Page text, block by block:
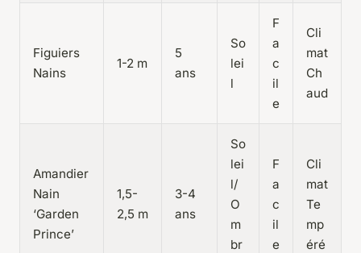
Figuiers
Nains
1-2 m
5
ans
So
lei
l
F
a
c
il
e
Cli
mat
Ch
aud
Amandier
Nain
‘Garden
Prince’
1,5-
2,5 m
3-4
ans
So
lei
l/
O
m
br
F
a
c
il
e
Cli
mat
Te
mp
éré